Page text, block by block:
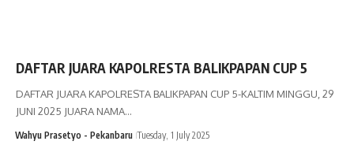
DAFTAR JUARA KAPOLRESTA BALIKPAPAN CUP 5
DAFTAR JUARA KAPOLRESTA BALIKPAPAN CUP 5-KALTIM MINGGU, 29
JUNI 2025 JUARA NAMA…
Wahyu Prasetyo - Pekanbaru Tuesday, 1 July 2025